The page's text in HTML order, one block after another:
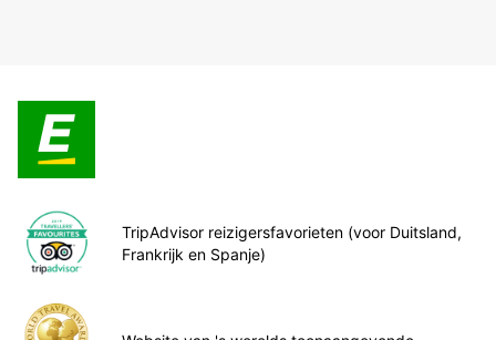
TripAdvisor reizigersfavorieten (voor Duitsland,
Frankrijk en Spanje)